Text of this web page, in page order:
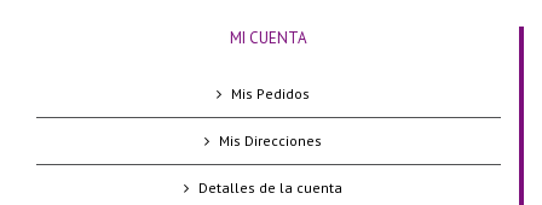
MI CUENTA
Mis Pedidos
Mis Direcciones
Detalles de la cuenta